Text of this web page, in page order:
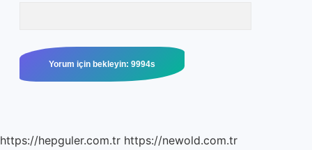
https://hepguler.com.tr https://newold.com.tr